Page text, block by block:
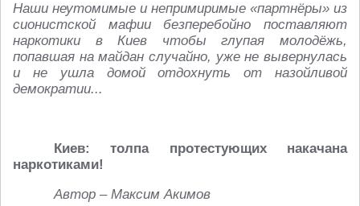
Наши неутомимые и непримиримые «партнёры» из
сионистской мафии безперебойно поставляют
наркотики в Киев чтобы глупая молодёжь,
попавшая на майдан случайно, уже не вывернулась
и не ушла домой отдохнуть от назойливой
демократии...
Киев: толпа протестующих накачана
наркотиками!
Автор – Максим Акимов